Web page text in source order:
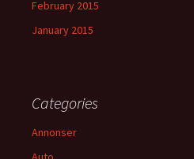
February 2015
January 2015
Categories
Annonser